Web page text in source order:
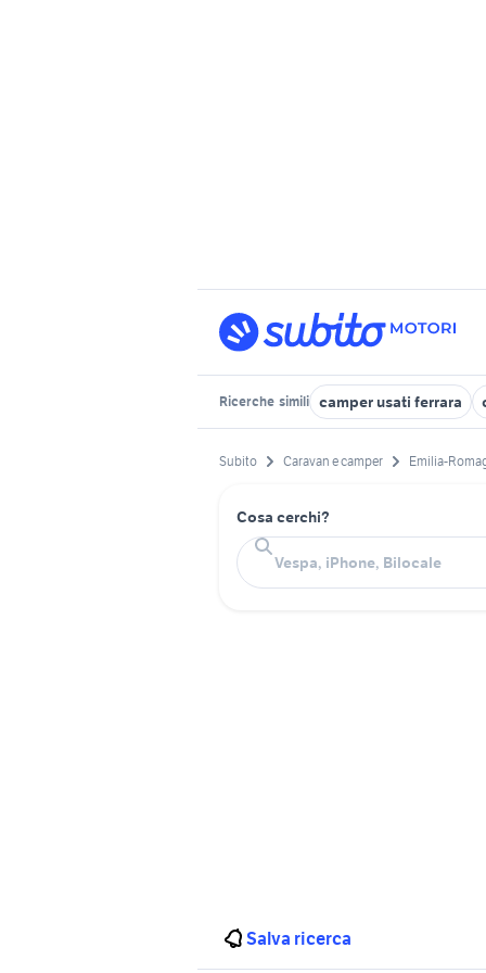
Ricerche simili camper usati ferrara
Subito Caravan e camper Emilia-
Cosa cerchi?
Salva ricerca